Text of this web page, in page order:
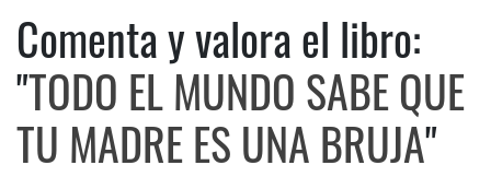
Comenta y valora el libro:
Comenta y valora el libro:
"TODO EL MUNDO SABE QUE
TU MADRE ES UNA BRUJA"